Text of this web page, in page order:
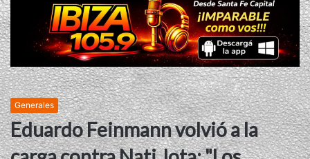
Generales
Eduardo Feinmann volvió a la